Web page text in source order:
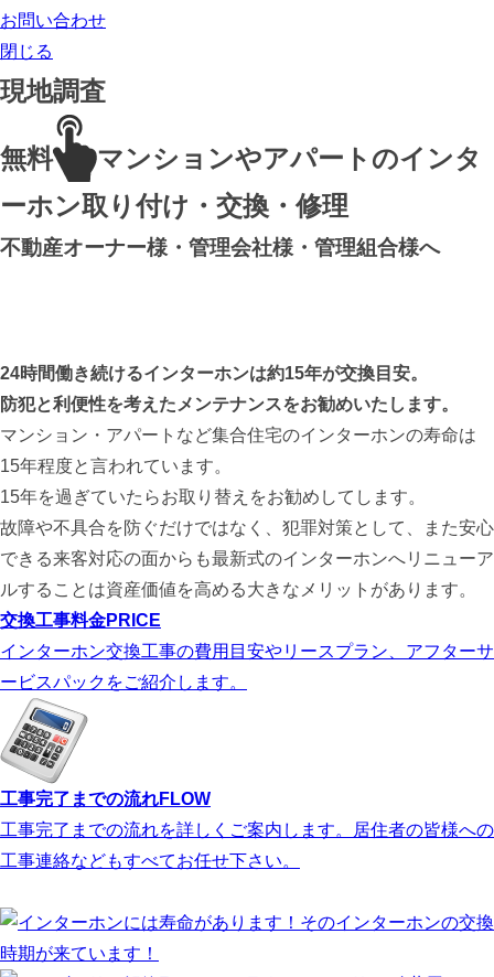
お問い合わせ
閉じる
現地調査
無料
マンションやアパートのインタ
ーホン取り付け・交換・修理
不動産オーナー様・管理会社様・管理組合様へ
24時間働き続けるインターホンは約15年が交換目安。
防犯と利便性を考えたメンテナンスをお勧めいたします。
マンション・アパートなど集合住宅のインターホンの寿命は
15年程度と言われています。
15年を過ぎていたらお取り替えをお勧めしてします。
故障や不具合を防ぐだけではなく、犯罪対策として、また安心
できる来客対応の面からも最新式のインターホンへリニューア
ルすることは資産価値を高める大きなメリットがあります。
交換工事料金PRICE
インターホン交換工事の費用目安やリースプラン、アフターサ
ービスパックをご紹介します。
工事完了までの流れFLOW
工事完了までの流れを詳しくご案内します。居住者の皆様への
工事連絡などもすべてお任せ下さい。